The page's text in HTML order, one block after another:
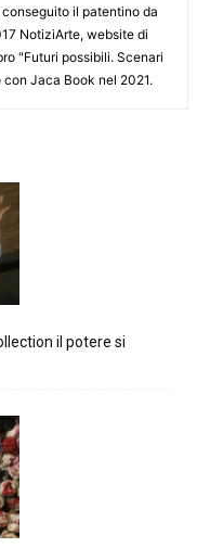
il patentino da
NotiziArte, website di
"Futuri possibili. Scenari
Jaca Book nel 2021.
il potere si